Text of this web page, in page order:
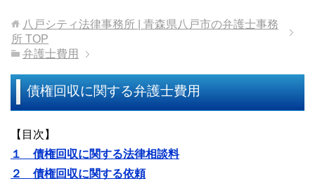
八戸シティ法律事務所 | 青森県八戸市の弁護士事務
所 TOP
弁護士費用
債権回収に関する弁護士費用
【目次】
１ 債権回収に関する法律相談料
２ 債権回収に関する依頼